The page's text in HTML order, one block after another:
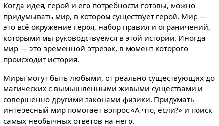
Когда идея, герой и его потребности готовы, можно
придумывать мир, в котором существует герой. Мир —
это всё окружение героя, набор правил и ограничений,
которыми мы руководствуемся в этой истории. Иногда
мир — это временной отрезок, в момент которого
происходит история.
Миры могут быть любыми, от реально существующих до
магических с вымышленными живыми существами и
совершенно другими законами физики. Придумать
интересный мир помогает вопрос «А что, если?» и поиск
самых необычных ответов на него.